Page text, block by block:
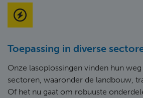
Toepassing in diverse
Onze lasoplossingen vinden hun
sectoren, waaronder de landbouw,
Of het nu gaat om robuuste